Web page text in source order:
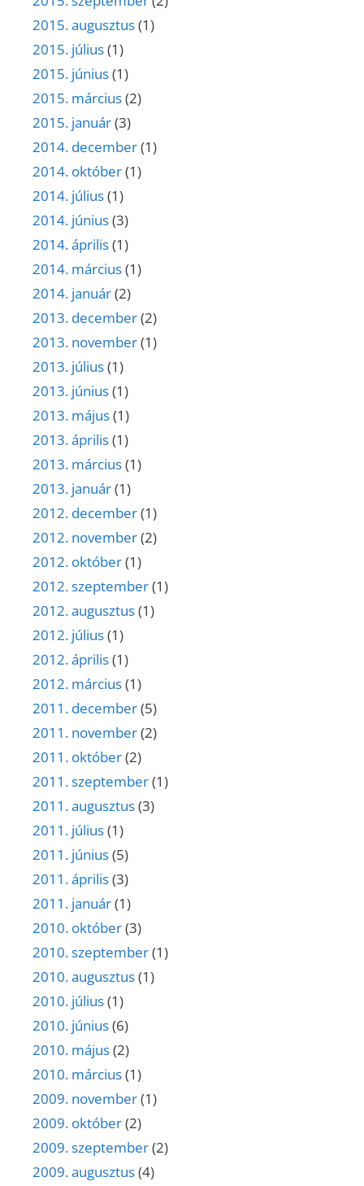
2015. augusztus(1)
2015. július(1)
2015. június(1)
2015. március(2)
2015. január(3)
2014. december(1)
2014. október(1)
2014. július(1)
2014. június(3)
2014. április(1)
2014. március(1)
2014. január(2)
2013. december(2)
2013. november(1)
2013. július(1)
2013. június(1)
2013. május(1)
2013. április(1)
2013. március(1)
2013. január(1)
2012. december(1)
2012. november(2)
2012. október(1)
2012. szeptember(1)
2012. augusztus(1)
2012. július(1)
2012. április(1)
2012. március(1)
2011. december(5)
2011. november(2)
2011. október(2)
2011. szeptember(1)
2011. augusztus(3)
2011. július(1)
2011. június(5)
2011. április(3)
2011. január(1)
2010. október(3)
2010. szeptember(1)
2010. augusztus(1)
2010. július(1)
2010. június(6)
2010. május(2)
2010. március(1)
2009. november(1)
2009. október(2)
2009. szeptember(2)
2009. augusztus(4)